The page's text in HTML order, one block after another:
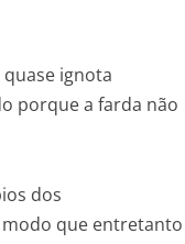
ignota
porque a farda não
dos
modo que entretanto